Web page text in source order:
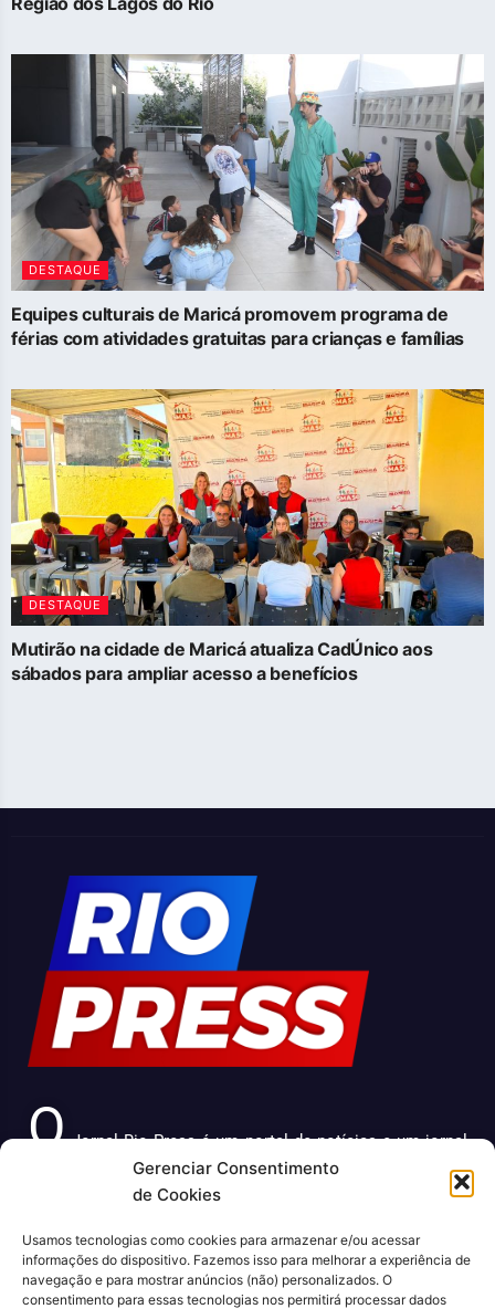
Gerenciar Consentimento
de Cookies
Usamos tecnologias como cookies para armazenar e/ou acessar
informações do dispositivo. Fazemos isso para melhorar a experiência de
navegação e para mostrar anúncios (não) personalizados. O
consentimento para essas tecnologias nos permitirá processar dados
DESTAQUE
Equipes culturais de Maricá promovem programa de
férias com atividades gratuitas para crianças e famílias
DESTAQUE
Mutirão na cidade de Maricá atualiza CadÚnico aos
sábados para ampliar acesso a benefícios
O Jornal Rio Press é um portal de notícias e um jornal
impresso que cobre diversas notícias sobre a cidade do
Rio de Janeiro. Com uma abordagem abrangente e
sobre política, economia, cultura, entre outros temas
relevantes para a população carioca. Além disso, o Jornal
Rio Press oferece conteúdo exclusivo em sua versão